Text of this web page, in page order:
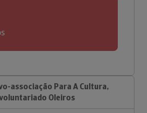
associação Para A Cultura,
Oleiros